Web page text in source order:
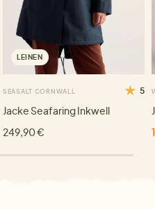
LEINEN
SEASALT CORNWALL 5
Jacke Seafaring Inkwell
249,90 €